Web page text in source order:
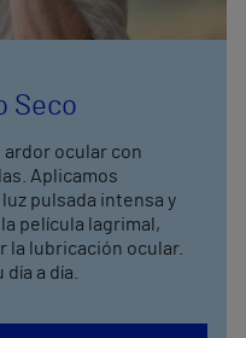
Seco
ardor ocular con
Aplicamos
pulsada intensa y
película lagrimal,
la lubricación ocular.
a día.